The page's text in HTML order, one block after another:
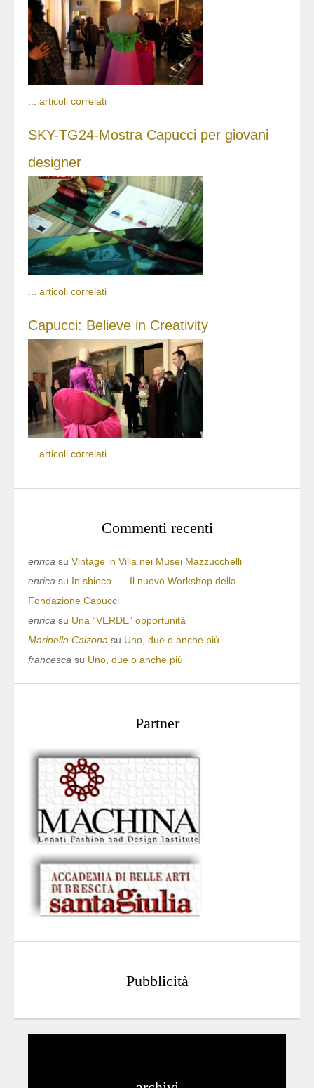
... articoli correlati
SKY-TG24-Mostra Capucci per giovani
designer
articoli correlati
Capucci: Believe in Creativity
... articoli correlati
Commenti recenti
enrica su Vintage in Villa nei Musei Mazzucchelli
enrica su In sbieco….. Il nuovo Workshop della
Fondazione Capucci
enrica su Una “VERDE” opportunità
Marinella Calzona su Uno, due o anche più
francesca su Uno, due o anche più
Partner
Pubblicità